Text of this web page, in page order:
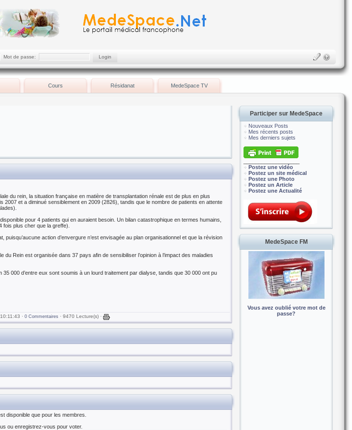
Mot de passe:
Cours Résidanat MedeSpace TV
du rein, la situation française en matière de transplantation rénale est de plus en plus
2007 et a diminué sensiblement en 2009 (2826), tandis que le nombre de patients en attente
pour 4 patients qui en auraient besoin. Un bilan catastrophique en termes humains,
plus cher que la greffe).
action d’envergure n’est envisagée au plan organisationnel et que la révision
Rein est organisée dans 37 pays afin de sensibiliser l’opinion à l’impact des maladies
000 d’entre eux sont soumis à un lourd traitement par dialyse, tandis que 30 000 ont pu
· 0 Commentaires · 9470 Lecture(s) ·
disponible que pour les membres.
ou enregistrez-vous pour voter.
Participer sur MedeSpace
Nouveaux Posts
Mes récents posts
Mes derniers sujets
Postez une vidéo
Postez un site médical
Postez une Photo
Postez un Article
Postez une Actualité
MedeSpace FM
Vous avez oublié votre mot de
passe?